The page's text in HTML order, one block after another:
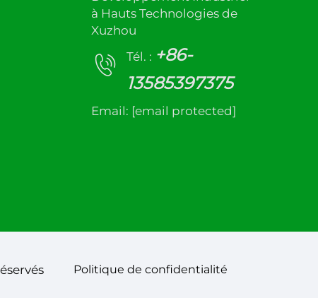
à Hauts Technologies de
Xuzhou
Tél. : +86-
13585397375
Email: [email protected]
Politique de confidentialité